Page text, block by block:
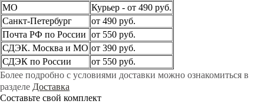
МО
Курьер - от 490 руб.
Санкт-Петербург
от 490 руб.
Почта РФ по России от 550 руб.
СДЭК. Москва и МО от 390 руб.
СДЭК по России
от 550 руб.
Более подробно с условиями доставки можно ознакомиться в
разделе Доставка
Составьте свой комплект